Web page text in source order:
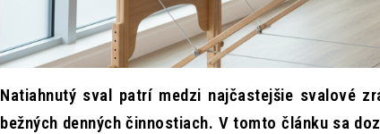
Natiahnutý sval patrí medzi najčastejšie svalové
bežných denných činnostiach. V tomto článku sa